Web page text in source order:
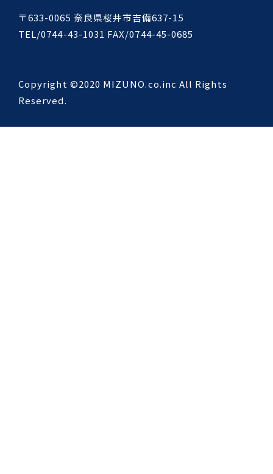
〒633-0065 奈良県桜井市吉備637-15
TEL/0744-43-1031 FAX/0744-45-0685
Copyright ©2020 MIZUNO.co.inc All Rights
Reserved.